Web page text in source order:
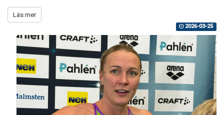
Läs mer
2026-03-25